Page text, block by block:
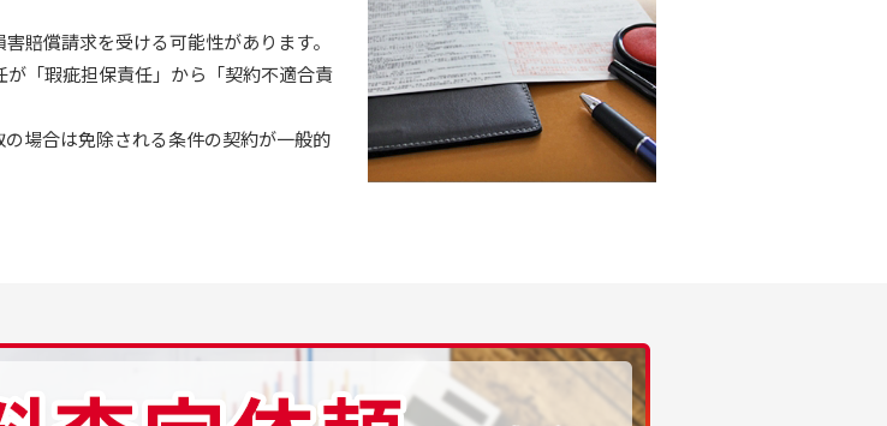
賠償請求を受ける可能性があります。
「瑕疵担保責任」から「契約不適合責
場合は免除される条件の契約が一般的